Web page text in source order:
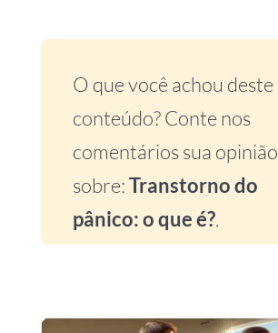
O que você achou deste
conteúdo? Conte nos
comentários sua opinião
sobre:Transtorno do
pânico: o que é?.